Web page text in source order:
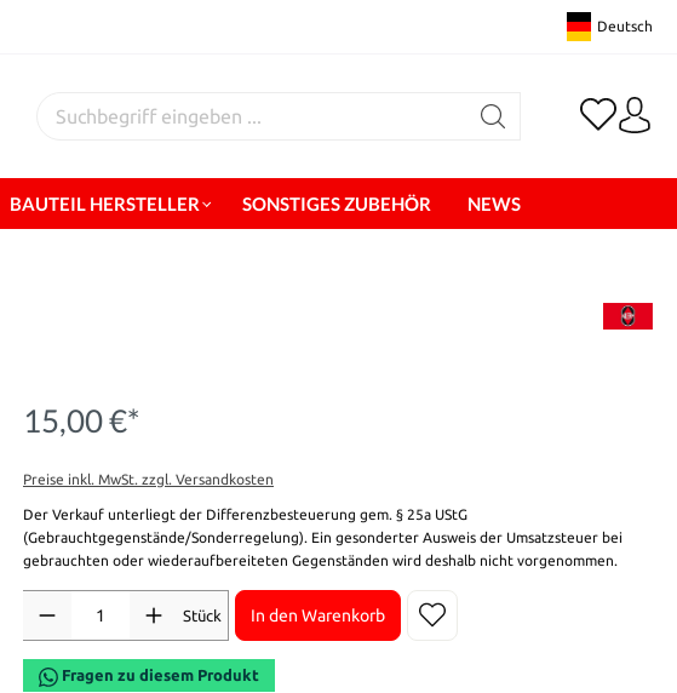
Deutsch
BAUTEIL HERSTELLER SONSTIGES ZUBEHÖR NEWS
15,00 €*
Preise inkl. MwSt. zzgl. Versandkosten
Der Verkauf unterliegt der Differenzbesteuerung gem. § 25a UStG
(Gebrauchtgegenstände/Sonderregelung). Ein gesonderter Ausweis der Umsatzsteuer bei
gebrauchten oder wiederaufbereiteten Gegenständen wird deshalb nicht vorgenommen.
Stück
In den Warenkorb
Fragen zu diesem Produkt